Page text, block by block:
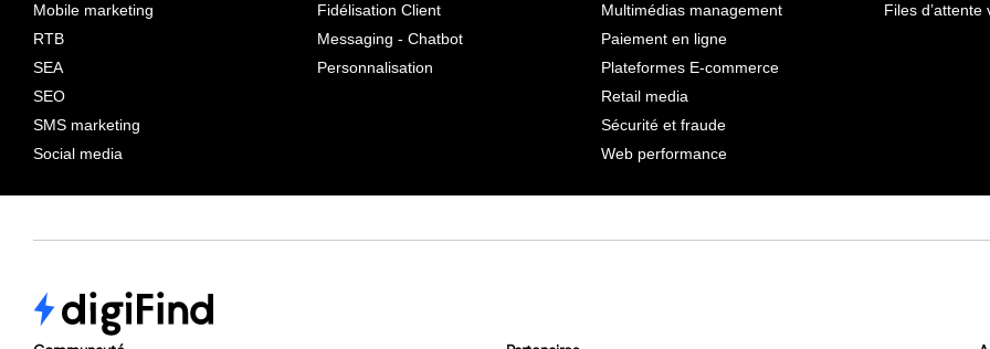
Mobile marketing
RTB
SEA
SEO
SMS marketing
Social media
Fidélisation Client
Messaging - Chatbot
Personnalisation
Multimédias management
Paiement en ligne
Plateformes E-commerce
Retail media
Sécurité et fraude
Web performance
Files d’attente